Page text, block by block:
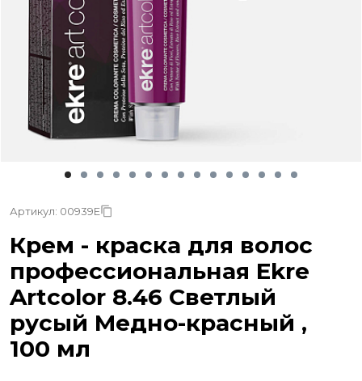
Артикул: 00939E
Крем - краска для волос
профессиональная Ekre
Artcolor 8.46 Светлый
русый Медно-красный ,
100 мл